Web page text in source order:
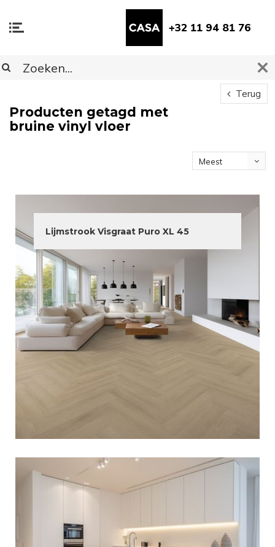
+32 11 94 81 76
Terug
Producten getagd met
bruine vinyl vloer
Meest
Lijmstrook Visgraat Puro XL 45